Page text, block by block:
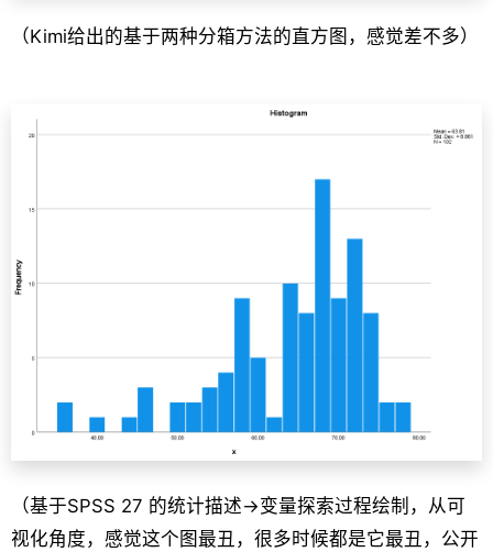
（Kimi给出的基于两种分箱方法的直方图，感觉差不多）
（基于SPSS 27 的统计描述->变量探索过程绘制，从可
视化角度，感觉这个图最丑，很多时候都是它最丑，公开